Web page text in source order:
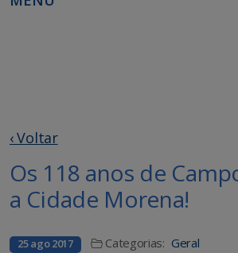
‹ Voltar
Os 118 anos de
a Cidade Morena!
25 ago 2017 Categorias: Geral